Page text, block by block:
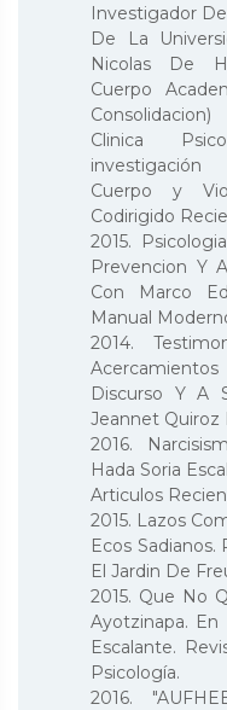
Investigador
De La
Nicolas De
Cuerpo
Clinica
Cuerpo y
Codirigido
2015.
Prevencion Y
Con Marco
Manual
2014.
Discurso Y A
Jeannet Quiroz
2016.
Hada Soria
Articulos
2015. Lazos
Ecos
El Jardin De
2015. Que No
Ayotzinapa. En
Escalante.
Psicología.
2016.